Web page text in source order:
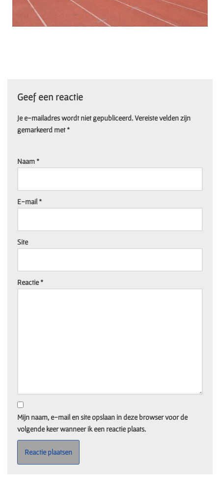
Geef een reactie
Je e-mailadres wordt niet gepubliceerd.Vereiste velden zijn
gemarkeerd met*
Naam *
E-mail *
Site
Reactie*
Mijn naam, e-mail en site opslaan in deze browser voor de
volgende keer wanneer ik een reactie plaats.